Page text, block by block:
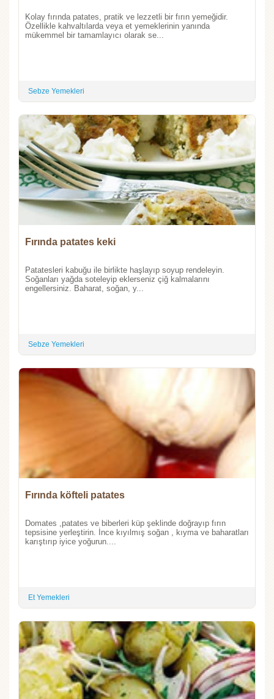
Kolay fırında patates, pratik ve lezzetli bir fırın yemeğidir.
Özellikle kahvaltılarda veya et yemeklerinin yanında
mükemmel bir tamamlayıcı olarak se...
Sebze Yemekleri
Fırında patates keki
Patatesleri kabuğu ile birlikte haşlayıp soyup rendeleyin.
Soğanları yağda soteleyip eklerseniz çiğ kalmalarını
engellersiniz. Baharat, soğan, y...
Sebze Yemekleri
Fırında köfteli patates
Domates ,patates ve biberleri küp şeklinde doğrayıp fırın
tepsisine yerleştirin. İnce kıyılmış soğan , kıyma ve baharatları
karıştırıp iyice yoğurun....
Et Yemekleri